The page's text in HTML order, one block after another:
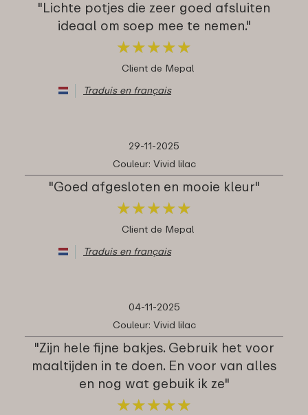
"Lichte potjes die zeer goed afsluiten
ideaal om soep mee te nemen."
★★★★★
★★★★★
Client de Mepal
Traduis en français
29-11-2025
Couleur: Vivid lilac
"Goed afgesloten en mooie kleur"
★★★★★
★★★★★
Client de Mepal
Traduis en français
04-11-2025
Couleur: Vivid lilac
"Zijn hele fijne bakjes. Gebruik het voor
maaltijden in te doen. En voor van alles
en nog wat gebuik ik ze"
★★★★★
★★★★★